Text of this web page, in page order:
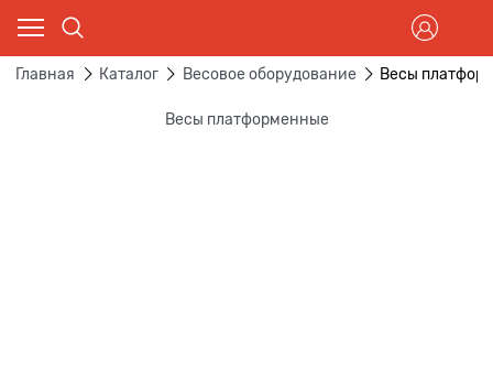
Главная Каталог Весовое оборудование Весы
Весы платформенные